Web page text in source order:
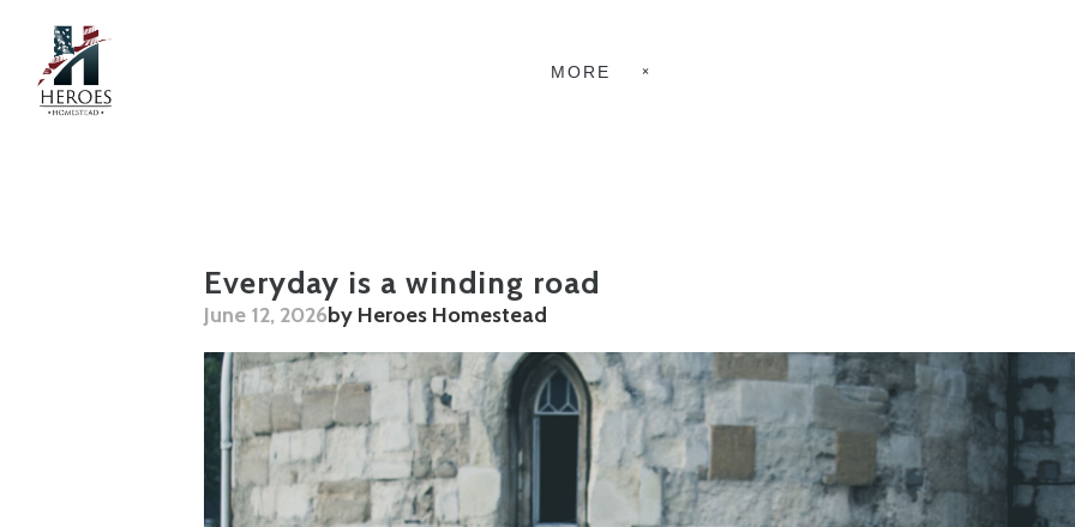
Skip to main content
MORE
Everyday is a winding road
June 12, 2026by Heroes Homestead